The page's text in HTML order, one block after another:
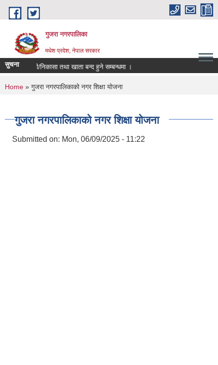
Skip to main content
गुजरा नगरपालिका
मधेश प्रदेश, नेपाल सरकार
सुचना निकासा तथा खाता बन्द हुने सम्बन्धमा ।
You are here
Home » गुजरा नगरपालिकाको नगर शिक्षा योजना
गुजरा नगरपालिकाको नगर शिक्षा योजना
Submitted on: Mon, 06/09/2025 - 11:22